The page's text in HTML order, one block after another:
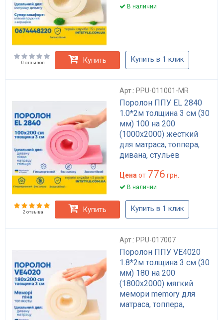
В наличии
0 отзывов Купить Купить в 1 клик
Арт.: PPU-011001-MR
Поролон ППУ EL 2840
1.0*2м толщина 3 см (30
мм) 100 на 200
(1000х2000) жесткий
для матраса, топпера,
дивана, стульев
Цена от 776 грн.
В наличии
2 отзыва Купить Купить в 1 клик
Арт.: PPU-017007
Поролон ППУ VE4020
1.8*2м толщина 3 см (30
мм) 180 на 200
(1800х2000) мягкий
мемори memory для
матраса, топпера,